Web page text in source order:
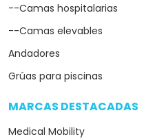
--Camas hospitalarias
--Camas elevables
Andadores
Grúas para piscinas
MARCAS DESTACADAS
Medical Mobility